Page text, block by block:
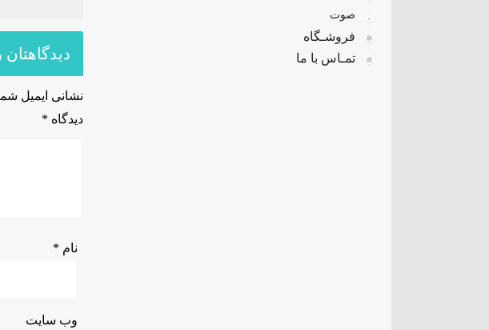
دیدگاهتان
نشانی ایمیل
دیدگاه *
نام *
وب‌ سایت
صوت
فروشـگاه
تمـاس با ما